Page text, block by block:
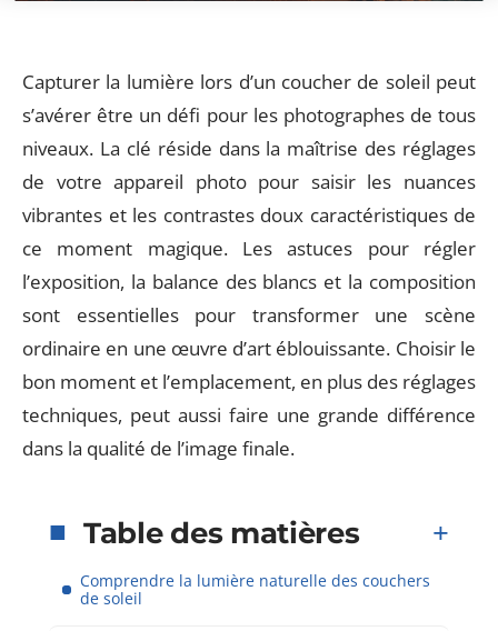
Capturer la lumière lors d’un coucher de soleil peut
s’avérer être un défi pour les photographes de tous
niveaux. La clé réside dans la maîtrise des réglages
de votre appareil photo pour saisir les nuances
vibrantes et les contrastes doux caractéristiques de
ce moment magique. Les astuces pour régler
l’exposition, la balance des blancs et la composition
sont essentielles pour transformer une scène
ordinaire en une œuvre d’art éblouissante. Choisir le
bon moment et l’emplacement, en plus des réglages
techniques, peut aussi faire une grande différence
dans la qualité de l’image finale.
Table des matières
Comprendre la lumière naturelle des couchers
de soleil